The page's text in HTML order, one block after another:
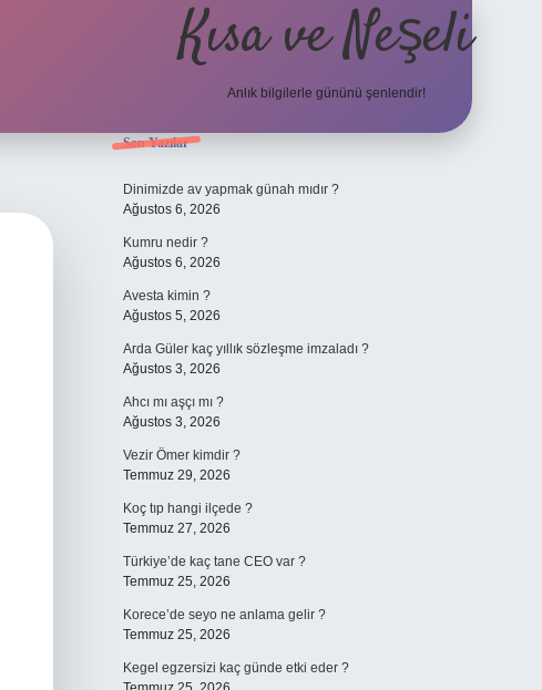
Kısa ve Neşeli
Anlık bilgilerle gününü şenlendir!
Sidebar
Son Yazılar
Dinimizde av yapmak günah mıdır ?
Ağustos 6, 2026
Kumru nedir ?
Ağustos 6, 2026
Avesta kimin ?
Ağustos 5, 2026
Arda Güler kaç yıllık sözleşme imzaladı ?
Ağustos 3, 2026
Ahcı mı aşçı mı ?
Ağustos 3, 2026
Vezir Ömer kimdir ?
Temmuz 29, 2026
Koç tıp hangi ilçede ?
Temmuz 27, 2026
Türkiye’de kaç tane CEO var ?
Temmuz 25, 2026
Korece’de seyo ne anlama gelir ?
Temmuz 25, 2026
Kegel egzersizi kaç günde etki eder ?